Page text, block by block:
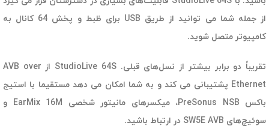
از جمله شما می توانید از طریق USB برای ظبط و پخش 64 کانال به
کامپیوتر متصل شوید.
تقریباً دو برابر بیشتر از نسل‌های قبلی. StudioLive 64S از AVB over
Ethernet پشتیبانی می کند و به شما امکان می دهد مستقیما با استیج
باکس PreSonus NSB، میکسرهای مانیتور شخصی EarMix 16M و
سوئیچ‌های SW5E AVB در ارتباط باشید.